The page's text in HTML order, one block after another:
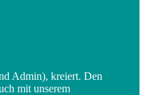
Admin), kreiert. Den
mit unserem